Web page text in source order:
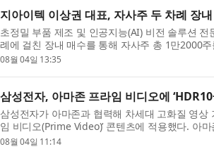
지아이텍 이상권 대표, 자사주 두 차례 장
초정밀 부품 제조 및 인공지능(AI) 비전 솔루션
례에 걸친 장내 매수를 통해 자사주 총 1만2000
6월 30일 자사주 6000주를 취득한 데 이어, 8월 ...
08월 04일 13:35
삼성전자, 아마존 프라임 비디오에
삼성전자가 아마존과 협력해 차세대 고화질 영상
임 비디오(Prime Video)’ 콘텐츠에 적용했다. 아
으로 약 2억5000만 명의 구독자를 확보하고 있는
08월 04일 11:14